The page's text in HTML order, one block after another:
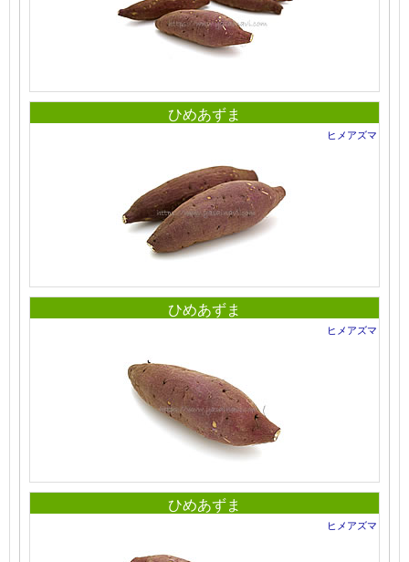
ひめあずま
ヒメアズマ
ひめあずま
ヒメアズマ
ひめあずま
ヒメアズマ